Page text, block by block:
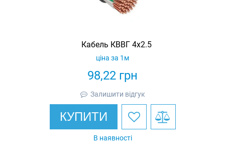
Кабель КВВГ 4х2.5
98,22 грн
ціна за 1м
Залишити відгук
КУПИТИ
В наявності